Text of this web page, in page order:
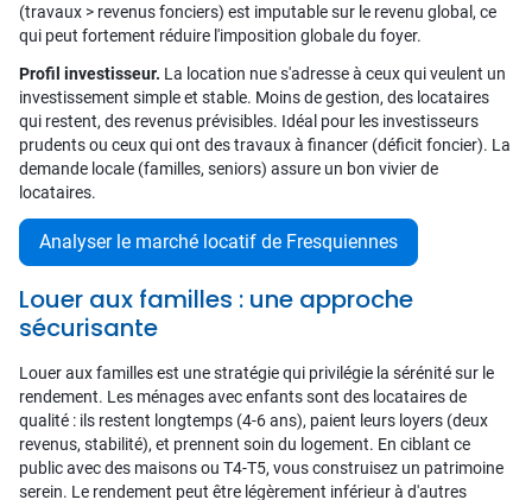
(travaux > revenus fonciers) est imputable sur le revenu global, ce
qui peut fortement réduire l'imposition globale du foyer.
Profil investisseur. La location nue s'adresse à ceux qui veulent un
investissement simple et stable. Moins de gestion, des locataires
qui restent, des revenus prévisibles. Idéal pour les investisseurs
prudents ou ceux qui ont des travaux à financer (déficit foncier). La
demande locale (familles, seniors) assure un bon vivier de
locataires.
Analyser le marché locatif de Fresquiennes
Louer aux familles : une approche
sécurisante
Louer aux familles est une stratégie qui privilégie la sérénité sur le
rendement. Les ménages avec enfants sont des locataires de
qualité : ils restent longtemps (4-6 ans), paient leurs loyers (deux
revenus, stabilité), et prennent soin du logement. En ciblant ce
public avec des maisons ou T4-T5, vous construisez un patrimoine
serein. Le rendement peut être légèrement inférieur à d'autres